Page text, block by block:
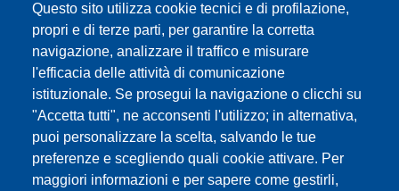
Questo sito utilizza cookie tecnici e di profilazione,
propri e di terze parti, per garantire la corretta
navigazione, analizzare il traffico e misurare
l'efficacia delle attività di comunicazione
istituzionale. Se prosegui la navigazione o clicchi su
"Accetta tutti", ne acconsenti l'utilizzo; in alternativa,
puoi personalizzare la scelta, salvando le tue
preferenze e scegliendo quali cookie attivare. Per
maggiori informazioni e per sapere come gestirli,
URP | Ufficio Relazioni con il Pubblico
Sedi
Mappa del sito
Webmaster e redazione web
Elenco dei siti tematici
Accessibilità